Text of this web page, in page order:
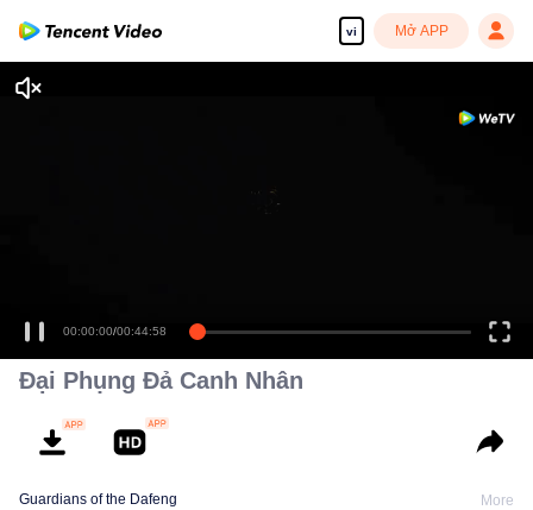
vi Mở APP
00:00:00/00:44:58
Đại Phụng Đả Canh Nhân
Guardians of the Dafeng More